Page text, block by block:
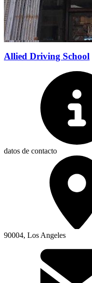
Allied Driving School
datos de contacto
90004, Los Angeles